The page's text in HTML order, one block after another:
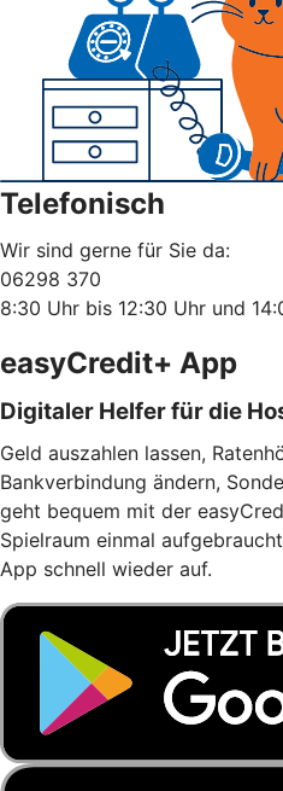
Telefonisch
Wir sind gerne für Sie da:
06298 370
8:30 Uhr bis 12:30 Uhr und
easyCredit+ App
Digitaler Helfer für die
Geld auszahlen lassen,
Bankverbindung ändern,
geht bequem mit der
Spielraum einmal
App schnell wieder auf.